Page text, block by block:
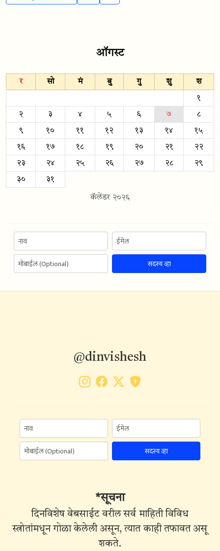
ऑगस्ट
र सो मं बु गु शु श
१
२ ३ ४ ५ ६ ७ ८
९ १० ११ १२ १३ १४ १५
१६ १७ १८ १९ २० २१ २२
२३ २४ २५ २६ २७ २८ २९
३० ३१
कॅलेंडर २०२६
सदस्य व्हा
@dinvishesh
सदस्य व्हा
*सूचना
दिनविशेष वेबसाईट वरील सर्व माहिती विविध
स्त्रोतांमधून गोळा केलेली असून, त्यात काही तफावत असू
शकते.